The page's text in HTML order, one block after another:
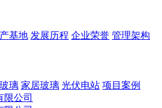
基地 发展历程 企业荣誉 管理架构
璃 家居玻璃 光伏电站 项目案例